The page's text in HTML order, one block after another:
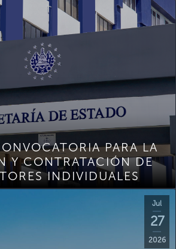
PARA LA
Y CONTRATACIÓN DE
INDIVIDUALES
Jul
27
2026